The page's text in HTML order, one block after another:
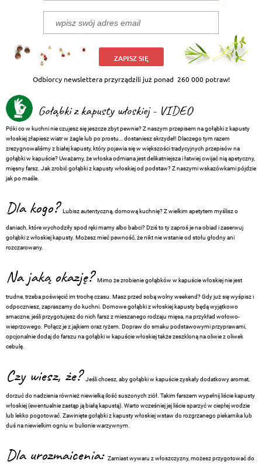
ZAPISZ SIĘ
Odbiorcy newslettera przyrządzili już ponad 260 000 potraw!
Gołąbki z kapusty włoskiej - VIDEO
Póki co w kuchni nie czujesz się jeszcze zbyt pewnie? Z naszym przepisem na gołąbki z kapusty
włoskiej złapiesz wiatr w żagle lub po prostu… dostaniesz skrzydeł! Dlaczego tym razem
zrezygnowaliśmy z białej kapusty, który pojawia się w większości tradycyjnych przepisów na
gołąbki w kapuście? Uważamy, że włoska odmiana jest delikatniejsza i łatwiej owijać nią apetyczny,
mięsny farsz. Jak zrobić gołąbki z kapusty włoskiej od podstaw? Z naszymi wskazówkami pójdzie
jak po maśle.
Dla kogo?Lubisz autentyczną, domową kuchnię? Z wielkim apetytem myślisz o
daniach, które wychodziły spod ręki mamy albo babci? Dziś to ty zaproś je na obiad i zaserwuj
gołąbki z włoskiej kapusty. Możesz mieć pewność, że nikt nie wstanie od stołu głodny ani
rozczarowany.
Na jaką okazję?Mimo że zrobienie gołąbków w kapuście włoskiej nie jest
trudne, trzeba poświęcić im trochę czasu. Masz przed sobą wolny weekend? Gdy już się wyśpisz i
odpoczniesz, zapraszamy do kuchni. Domowe gołąbki z włoskiej kapusty będą wyjątkowo
smaczne, jeśli przygotujesz do nich farsz z mieszanego rodzaju mięsa, na przykład wołowo-
wieprzowego. Połącz je z jajkiem oraz ryżem. Dopraw do smaku podstawowymi przyprawami,
opcjonalnie dodaj do farszu na gołąbki w kapuście włoskiej także zeszkloną na oliwie z oliwek
cebulę.
Czy wiesz, że?Jeśli chcesz, aby gołąbki w kapuście zyskały dodatkowy aromat,
dorzuć do nadzienia również niewielką ilość suszonych ziół. Takim farszem wypełnij liście kapusty
włoskiej (ewentualnie zastąp ją białą kapustą). Warto wcześniej jej liście sparzyć w ciepłej wodzie
lub lekko pogotować. Zawinięte gołąbki z kapusty włoskiej wstaw do rozgrzanego piekarnika lub
duś na niewielkim ogniu w bulionie warzywnym.
Dla urozmaicenia: Zamiast wywaru z włoszczyzny, możesz przygotować do